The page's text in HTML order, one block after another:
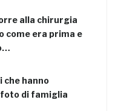
alla chirurgia
come era prima e
che hanno
di famiglia